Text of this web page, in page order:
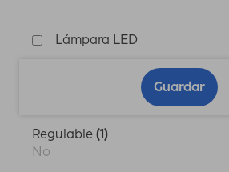
Lámpara LED
Guardar
Regulable (1)
No